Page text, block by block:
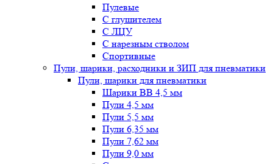
Пулевые
С глушителем
С ЛЦУ
С нарезным стволом
Спортивные
Пули, шарики, расходники и ЗИП для пневматики
Пули, шарики для пневматики
Шарики BB 4,5 мм
Пули 4,5 мм
Пули 5,5 мм
Пули 6,35 мм
Пули 7,62 мм
Пули 9,0 мм